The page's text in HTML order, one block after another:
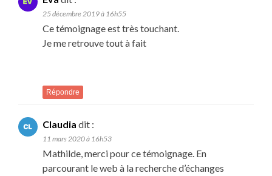
25 décembre 2019 à 16h55
Ce témoignage est très touchant.
Je me retrouve tout à fait
Répondre
Claudia dit :
11 mars 2020 à 16h53
Mathilde, merci pour ce témoignage. En
parcourant le web à la recherche d’échanges